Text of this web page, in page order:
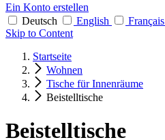
Ein Konto erstellen
Deutsch
English Français
Skip to Content
Startseite
Wohnen
Tische für Innenräume
Beistelltische
Beistelltische